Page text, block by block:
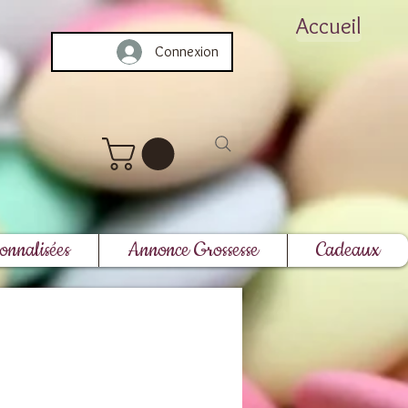
Connexion
Accueil
Annonce Grossesse Cadeaux